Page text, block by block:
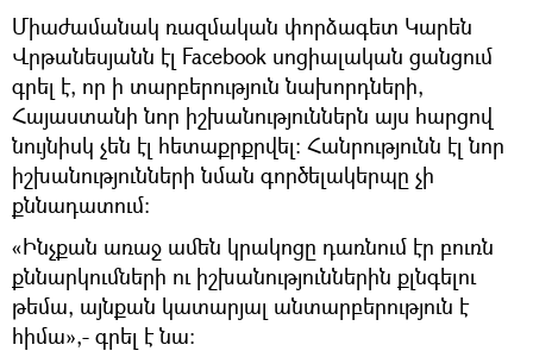
Միաժամանակ ռազմական փորձագետ Կարեն
Վրթանեսյանն էլ Facebook սոցիալական ցանցում
գրել է, որ ի տարբերություն նախորդների,
Հայաստանի նոր իշխանություններն այս հարցով
նույնիսկ չեն էլ հետաքրքրվել։ Հանրությունն էլ նոր
իշխանությունների նման գործելակերպը չի
քննադատում։
«Ինչքան առաջ ամեն կրակոցը դառնում էր բուռն
քննարկումների ու իշխանություններին քլնգելու
թեմա, այնքան կատարյալ անտարբերություն է
հիմա»,- գրել է նա։